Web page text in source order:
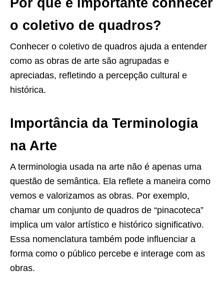
Por que é importante conhecer
o coletivo de quadros?
Conhecer o coletivo de quadros ajuda a entender
como as obras de arte são agrupadas e
apreciadas, refletindo a percepção cultural e
histórica.
Importância da Terminologia
na Arte
A terminologia usada na arte não é apenas uma
questão de semântica. Ela reflete a maneira como
vemos e valorizamos as obras. Por exemplo,
chamar um conjunto de quadros de “pinacoteca”
implica um valor artístico e histórico significativo.
Essa nomenclatura também pode influenciar a
forma como o público percebe e interage com as
obras.